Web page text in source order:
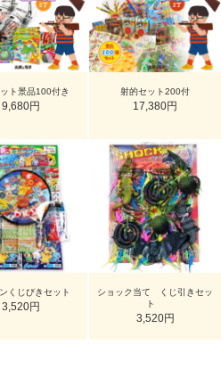
ト景品100付き
9,680円
射的セット200付
17,380円
くじびきセット
3,520円
ショック当て くじ引きセッ
ト
3,520円